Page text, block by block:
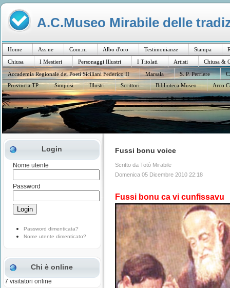
A.C.Museo Mirabile delle
Home Ass.ne Com.ni Albo d'oro Testimonianze Stampa
Chiusa
I Mestieri Personaggi Illustri I Titolati Artisti
Chiusa &
Accademia Regionale dei Poeti Siciliani Federico II
Marsala S. P. Perriere
Provincia TP
Simposi Illustri Scrittori Biblioteca Museo Arco
Login
Nome utente
Password
Password dimenticata?
Nome utente dimenticato?
Chi è online
7 visitatori online
Fussi bonu voice
Scritto da Totò Mirabile
Domenica 05 Dicembre 2010 22:18
Fussi bonu ca vi cunfissavu